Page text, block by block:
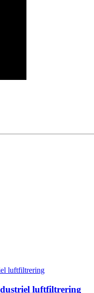
luftfiltrering